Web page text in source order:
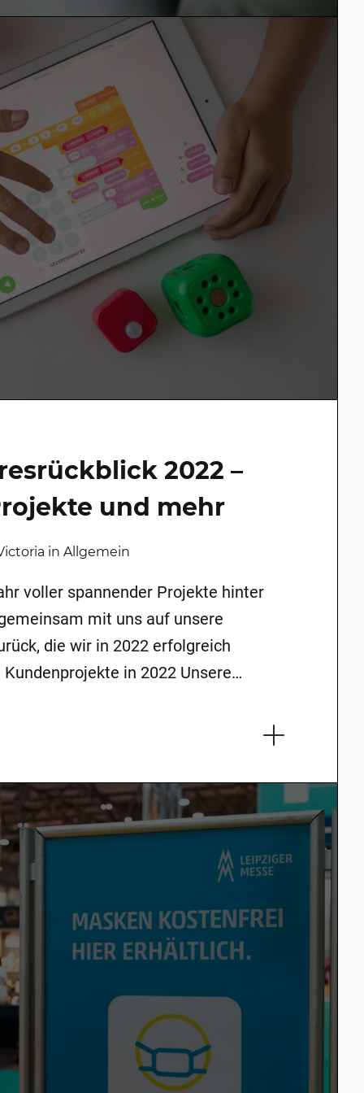
10. August 2023 Lisa in Allgemein
Inhalt ohne
Grenzen: Headless
CMS für Multi-
Channel-
Publishing
2022 –
und mehr
in Allgemein
voller spannender Projekte hinter
mit uns auf unsere
die wir in 2022 erfolgreich
in 2022 Unsere